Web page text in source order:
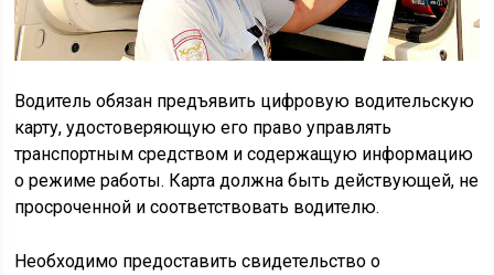
Водитель обязан предъявить цифровую водительскую
карту, удостоверяющую его право управлять
транспортным средством и содержащую информацию
о режиме работы. Карта должна быть действующей, не
просроченной и соответствовать водителю.
Необходимо предоставить свидетельство о